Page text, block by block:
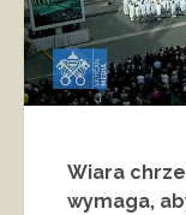
Wiara
wymaga,